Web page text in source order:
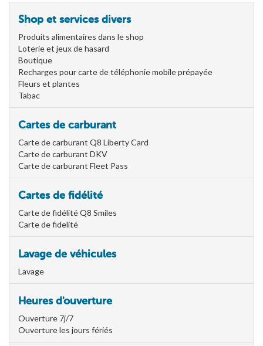
Shop et services divers
Produits alimentaires dans le shop
Loterie et jeux de hasard
Boutique
Recharges pour carte de téléphonie mobile prépayée
Fleurs et plantes
Tabac
Cartes de carburant
Carte de carburant Q8 Liberty Card
Carte de carburant DKV
Carte de carburant Fleet Pass
Cartes de fidélité
Carte de fidélité Q8 Smiles
Carte de fidelité
Lavage de véhicules
Lavage
Heures d'ouverture
Ouverture 7j/7
Ouverture les jours fériés